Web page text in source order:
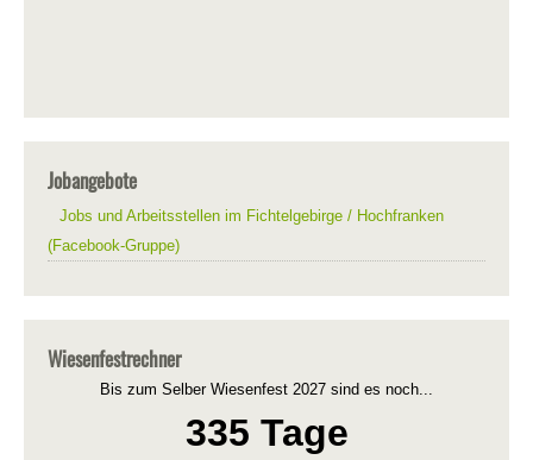
Jobangebote
Jobs und Arbeitsstellen im Fichtelgebirge / Hochfranken
(Facebook-Gruppe)
Wiesenfestrechner
Bis zum Selber Wiesenfest 2027 sind es noch...
335 Tage